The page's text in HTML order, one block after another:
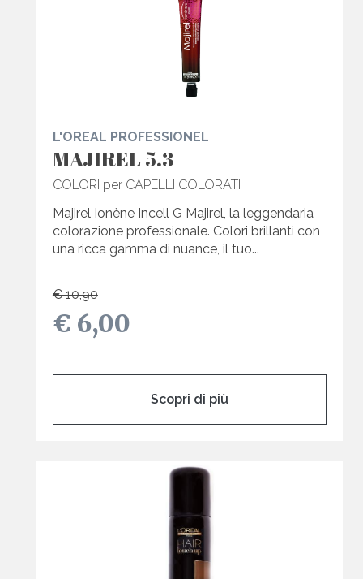
L'OREAL PROFESSIONEL
MAJIREL 5.3
COLORI per CAPELLI COLORATI
Majirel Ionène Incell G Majirel, la leggendaria
colorazione professionale. Colori brillanti con
una ricca gamma di nuance, il tuo...
€ 10,90
€ 6,00
Scopri di più